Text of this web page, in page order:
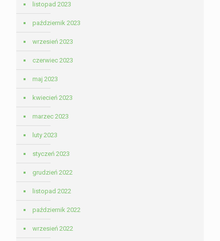
listopad 2023
październik 2023
wrzesień 2023
czerwiec 2023
maj 2023
kwiecień 2023
marzec 2023
luty 2023
styczeń 2023
grudzień 2022
listopad 2022
październik 2022
wrzesień 2022